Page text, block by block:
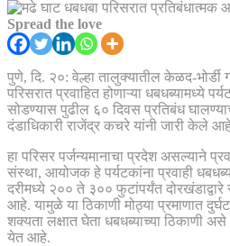
Spread the love
पुणे, दि. २०: वेल्हा तालुक्यातील केळद-भोर्डी
परिसरात प्रवाहित होणाऱ्या धबधब्यामध्ये
सोडण्यास पुढील ६० दिवस प्रतिबंध
दंडाधिकारी राजेंद्र कचरे यांनी जारी केले
हा परिसर पर्जन्यमानाचा प्रदेश असल्याने
संस्था, आयोजक हे पर्यटकांना प्रवाही
दरीमध्ये २०० ते ३०० फुटांपर्यंत
आहे. यामुळे या ठिकाणी मोठ्या प्रमाणात
शक्यता लक्षात घेता धबधब्याच्या ठिकाणी
येत आहे.